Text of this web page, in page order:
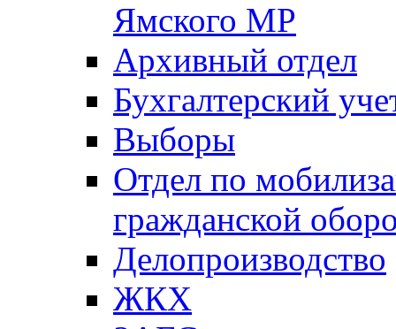
Ямского МР
Архивный отдел
Бухгалтерский
Выборы
Отдел по
гражданской
Делопроизводство
ЖКХ